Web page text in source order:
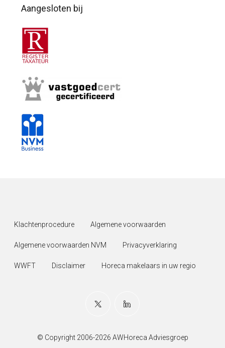
Aangesloten bij
Klachtenprocedure Algemene voorwaarden
Algemene voorwaarden NVM Privacyverklaring
WWFT Disclaimer Horeca makelaars in uw regio
© Copyright 2006-2026 AWHoreca Adviesgroep